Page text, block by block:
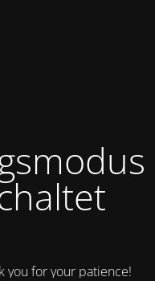
you for your patience!